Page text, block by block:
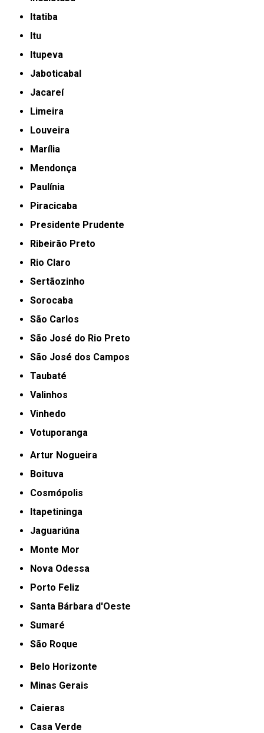
Itatiba
Itu
Itupeva
Jaboticabal
Jacareí
Limeira
Louveira
Marília
Mendonça
Paulínia
Piracicaba
Presidente Prudente
Ribeirão Preto
Rio Claro
Sertãozinho
Sorocaba
São Carlos
São José do Rio Preto
São José dos Campos
Taubaté
Valinhos
Vinhedo
Votuporanga
Artur Nogueira
Boituva
Cosmópolis
Itapetininga
Jaguariúna
Monte Mor
Nova Odessa
Porto Feliz
Santa Bárbara d'Oeste
Sumaré
São Roque
Belo Horizonte
Minas Gerais
Caieras
Casa Verde